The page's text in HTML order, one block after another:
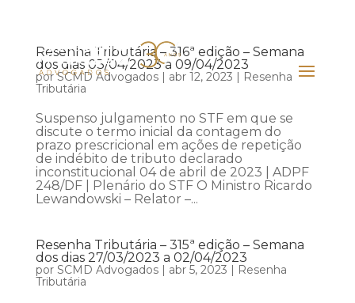
Resenha Tributária – 316ª edição – Semana
dos dias 03/04/2023 a 09/04/2023
porSCMD Advogados| abr 12, 2023 | Resenha
Tributária
Suspenso julgamento no STF em que se
discute o termo inicial da contagem do
prazo prescricional em ações de repetição
de indébito de tributo declarado
inconstitucional 04 de abril de 2023 | ADPF
248/DF | Plenário do STF O Ministro Ricardo
Lewandowski – Relator –...
Resenha Tributária – 315ª edição – Semana
dos dias 27/03/2023 a 02/04/2023
por SCMD Advogados| abr 5, 2023 | Resenha
Tributária